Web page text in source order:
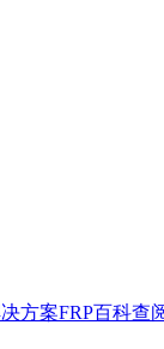
方案FRP百科查